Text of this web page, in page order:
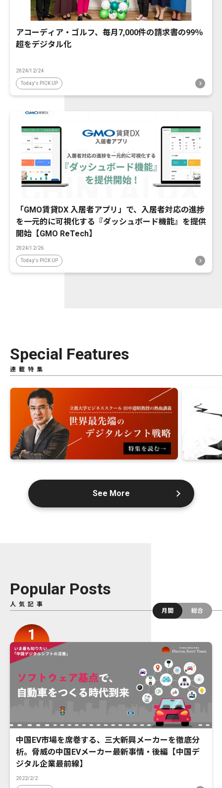
アコーディア・ゴルフ、毎月7,000件の請求書の99％
超をデジタル化
2024/12/24
Today's PICK UP
「GMO賃貸DX 入居者アプリ」で、入居者対応の進捗
を一元的に可視化する『ダッシュボード機能』を提供
開始【GMO ReTech】
2024/12/26
Today's PICK UP
Special Features
連載特集
See More
Popular Posts
人気記事
月間
総合
中国EV市場を席巻する、三大新興メーカーを徹底分
析。脅威の中国EVメーカー最新事情・後編【中国デ
ジタル企業最前線】
2022/2/2